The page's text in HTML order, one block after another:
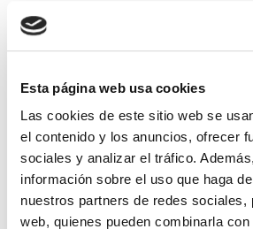
Esta página web usa cookies
Las cookies de este sitio web se
el contenido y los anuncios, ofrecer
sociales y analizar el tráfico.
información sobre el uso que haga
nuestros partners de redes sociales,
web, quienes pueden combinarla
IAM e IAD
• A corrientes reducidas: La falta
probado.
• A la corriente de capacidad de
de servicio: Determina la capacidad
despejar un cortocircuito